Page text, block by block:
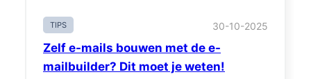
TIPS 30-10-2025
Zelf e-mails bouwen met de e-
mailbuilder? Dit moet je weten!